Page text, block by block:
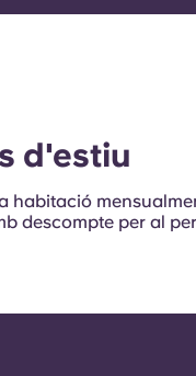
d'estiu
habitació
descompte per al